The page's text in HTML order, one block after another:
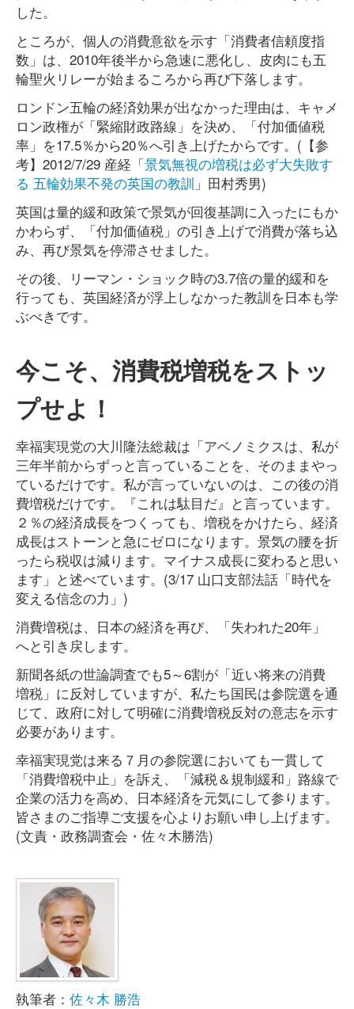
した。
ところが、個人の消費意欲を示す「消費者信頼度指
数」は、2010年後半から急速に悪化し、皮肉にも五
輪聖火リレーが始まるころから再び下落します。
ロンドン五輪の経済効果が出なかった理由は、キャメ
ロン政権が「緊縮財政路線」を決め、「付加価値税
率」を17.5％から20％へ引き上げたからです。(【参
考】2012/7/29 産経「景気無視の増税は必ず大失敗す
る 五輪効果不発の英国の教訓 」田村秀男)
英国は量的緩和政策で景気が回復基調に入ったにもか
かわらず、「付加価値税」の引き上げで消費が落ち込
み、再び景気を停滞させました。
その後、リーマン・ショック時の3.7倍の量的緩和を
行っても、英国経済が浮上しなかった教訓を日本も学
ぶべきです。
今こそ、消費税増税をストッ
プせよ！
幸福実現党の大川隆法総裁は「アベノミクスは、私が
三年半前からずっと言っていることを、そのままやっ
ているだけです。私が言っていないのは、この後の消
費増税だけです。『これは駄目だ』と言っています。
２％の経済成長をつくっても、増税をかけたら、経済
成長はストーンと急にゼロになります。景気の腰を折
ったら税収は減ります。マイナス成長に変わると思い
ます」と述べています。(3/17 山口支部法話「時代を
変える信念の力」)
消費増税は、日本の経済を再び、「失われた20年」
へと引き戻します。
新聞各紙の世論調査でも5～6割が「近い将来の消費
増税」に反対していますが、私たち国民は参院選を通
じて、政府に対して明確に消費増税反対の意志を示す
必要があります。
幸福実現党は来る７月の参院選においても一貫して
「消費増税中止」を訴え、「減税＆規制緩和」路線で
企業の活力を高め、日本経済を元気にして参ります。
皆さまのご指導ご支援を心よりお願い申し上げます。
(文責・政務調査会・佐々木勝浩)
執筆者： 佐々木 勝浩